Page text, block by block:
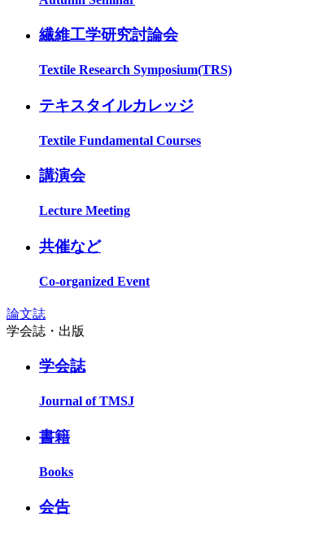
繊維工学研究討論会
Textile Research Symposium(TRS)
テキスタイルカレッジ
Textile Fundamental Courses
講演会
Lecture Meeting
共催など
Co-organized Event
論文誌
学会誌・出版
学会誌
Journal of TMSJ
書籍
Books
会告